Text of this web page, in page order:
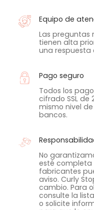
Equipo de
Las preguntas
tienen alta
una respuesta
Pago seguro
Todos los
cifrado SSL de
mismo nivel
bancos.
No
esté completa
fabricantes
aviso. Curly
cambio. Para
consulte la
o solicite